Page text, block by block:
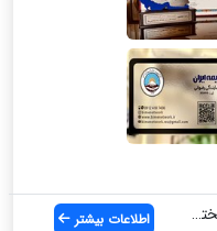
... اطلاعات بیشتر